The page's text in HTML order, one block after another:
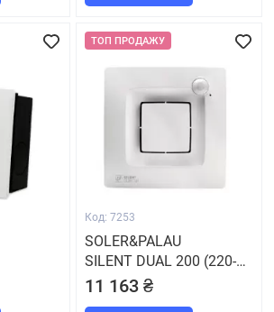
ТОП ПРОДАЖУ
Код: 7253
SOLER&PALAU
SILENT DUAL 200 (220-
240V 50/60HZ)
11 163 ₴